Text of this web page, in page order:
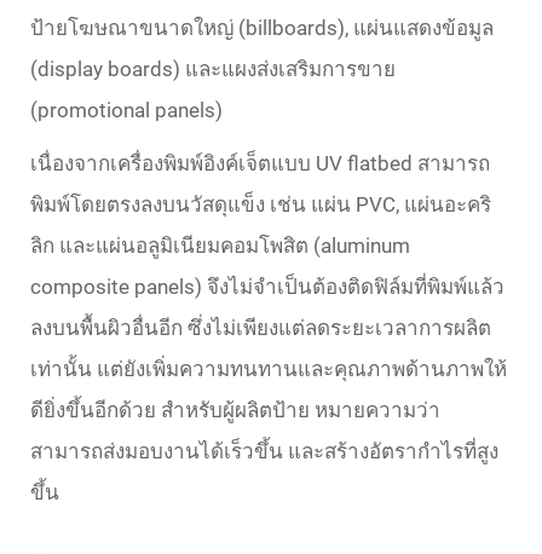
ป้ายโฆษณาขนาดใหญ่ (billboards), แผ่นแสดงข้อมูล
(display boards) และแผงส่งเสริมการขาย
(promotional panels)
เนื่องจากเครื่องพิมพ์อิงค์เจ็ตแบบ UV flatbed สามารถ
พิมพ์โดยตรงลงบนวัสดุแข็ง เช่น แผ่น PVC, แผ่นอะคริ
ลิก และแผ่นอลูมิเนียมคอมโพสิต (aluminum
composite panels) จึงไม่จำเป็นต้องติดฟิล์มที่พิมพ์แล้ว
ลงบนพื้นผิวอื่นอีก ซึ่งไม่เพียงแต่ลดระยะเวลาการผลิต
เท่านั้น แต่ยังเพิ่มความทนทานและคุณภาพด้านภาพให้
ดียิ่งขึ้นอีกด้วย สำหรับผู้ผลิตป้าย หมายความว่า
สามารถส่งมอบงานได้เร็วขึ้น และสร้างอัตรากำไรที่สูง
ขึ้น